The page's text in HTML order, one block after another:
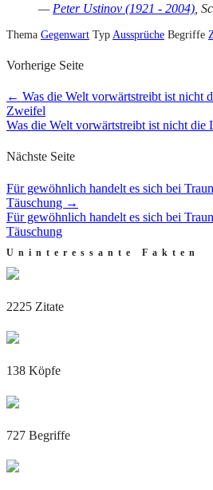
— Peter Ustinov (1921 - 2004) ,
Thema Gegenwart Typ Aussprüche Begriffe
Vorherige Seite
← Was die Welt vorwärtstreibt ist nicht
Zweifel
Was die Welt vorwärtstreibt ist nicht die
Nächste Seite
Für gewöhnlich handelt es sich bei
Täuschung →
Für gewöhnlich handelt es sich bei
Täuschung
Uninteressante Fakten
2225 Zitate
138 Köpfe
727 Begriffe